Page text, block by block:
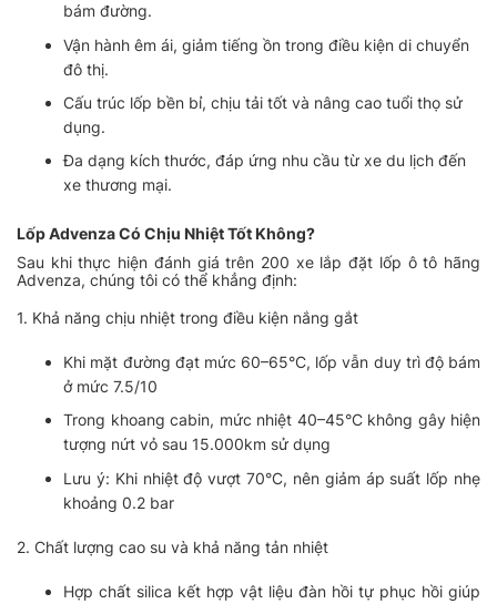
bám đường.
Vận hành êm ái, giảm tiếng ồn trong điều kiện di chuyển
đô thị.
Cấu trúc lốp bền bỉ, chịu tải tốt và nâng cao tuổi thọ sử
dụng.
Đa dạng kích thước, đáp ứng nhu cầu từ xe du lịch đến
xe thương mại.
Lốp Advenza Có Chịu Nhiệt Tốt Không?
Sau khi thực hiện đánh giá trên 200 xe lắp đặt lốp ô tô hãng
Advenza, chúng tôi có thể khẳng định:
1. Khả năng chịu nhiệt trong điều kiện nắng gắt
Khi mặt đường đạt mức 60–65°C, lốp vẫn duy trì độ bám
ở mức 7.5/10
Trong khoang cabin, mức nhiệt 40–45°C không gây hiện
tượng nứt vỏ sau 15.000km sử dụng
Lưu ý: Khi nhiệt độ vượt 70°C, nên giảm áp suất lốp nhẹ
khoảng 0.2 bar
2. Chất lượng cao su và khả năng tản nhiệt
Hợp chất silica kết hợp vật liệu đàn hồi tự phục hồi giúp